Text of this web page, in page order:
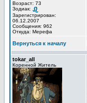
Возраст: 73
Зодиак:
Зарегистрирован:
06.12.2007
Сообщения: 962
Откуда: Мерефа
Вернуться к началу
tokar_all
Коренной Житель